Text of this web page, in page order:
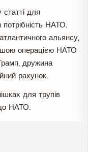
для
НАТО.
альянсу,
операцією НАТО
дружина
рахунок.
для трупів
НАТО.